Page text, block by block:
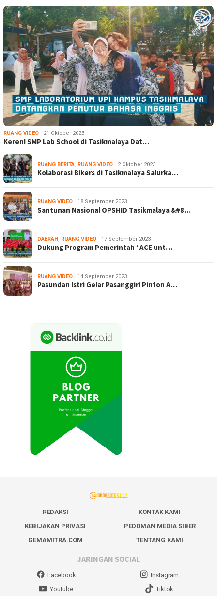
RUANG VIDEO 21 Oktober 2023
Keren! SMP Lab School di Tasikmalaya Dat…
RUANG BERITA, RUANG VIDEO 2 Oktober 2023
Kolaborasi Bikers di Tasikmalaya Salurka…
RUANG VIDEO 18 September 2023
Santunan Nasional OPSHID Tasikmalaya &#8…
DAERAH , RUANG VIDEO 17 September 2023
Dukung Program Pemerintah “ACE unt…
RUANG VIDEO 14 September 2023
Pasundan Istri Gelar Pasanggiri Pinton A…
REDAKSI
KONTAK KAMI
KEBIJAKAN PRIVASI
PEDOMAN MEDIA SIBER
GEMAMITRA.COM
TENTANG KAMI
JARINGAN SOCIAL
Facebook
Instagram
Youtube
Tiktok